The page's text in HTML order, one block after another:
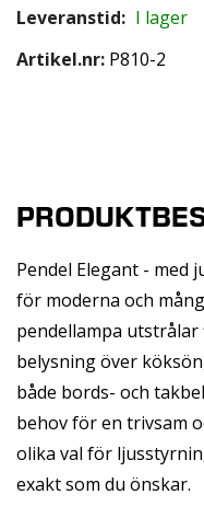
Leveranstid: I lager
Artikel.nr P810-2
Pendel Elegant -
för moderna och
pendellampa utstrålar
belysning över
både bords- och
behov för en trivsam
olika val för
exakt som du önskar.